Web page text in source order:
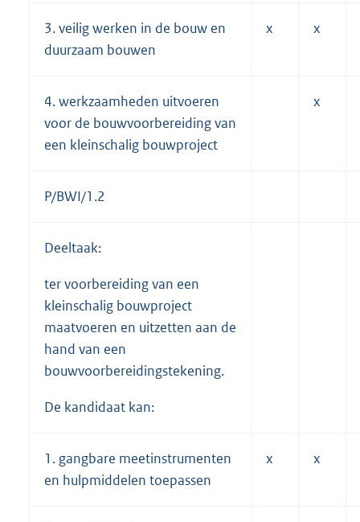
3. veilig werken in de bouw en
duurzaam bouwen
x x
4. werkzaamheden uitvoeren
voor de bouwvoorbereiding van
een kleinschalig bouwproject
x
P/BWI/1.2
Deeltaak:
ter voorbereiding van een
kleinschalig bouwproject
maatvoeren en uitzetten aan de
hand van een
bouwvoorbereidingstekening.
De kandidaat kan:
1. gangbare meetinstrumenten
en hulpmiddelen toepassen
x x